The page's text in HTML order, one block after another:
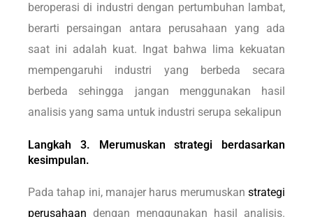
beroperasi di industri dengan pertumbuhan lambat,
berarti persaingan antara perusahaan yang ada
saat ini adalah kuat. Ingat bahwa lima kekuatan
mempengaruhi industri yang berbeda secara
berbeda sehingga jangan menggunakan hasil
analisis yang sama untuk industri serupa sekalipun
Langkah 3. Merumuskan strategi berdasarkan
kesimpulan.
Pada tahap ini, manajer harus merumuskan strategi
perusahaan dengan menggunakan hasil analisis.